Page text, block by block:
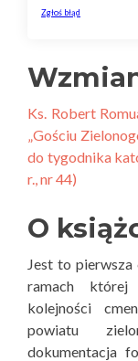
Ks. Robert
„Gościu
do tygodnika
r., nr 44)
O
Jest to pierwsza
ramach której
kolejności
powiatu
dokumentacja